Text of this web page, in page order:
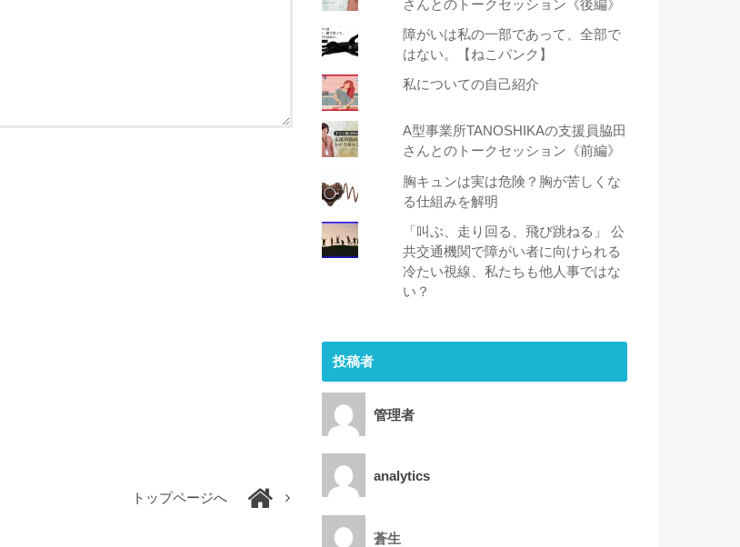
トップページへ
さんとのトークセッション《後編》
障がいは私の一部であって、全部で
はない。【ねこパンク】
私についての自己紹介
A型事業所TANOSHIKAの支援員脇田
さんとのトークセッション《前編》
胸キュンは実は危険？胸が苦しくな
る仕組みを解明
「叫ぶ、走り回る、飛び跳ねる」 公
共交通機関で障がい者に向けられる
冷たい視線、私たちも他人事ではな
い？
投稿者
管理者
analytics
蒼生